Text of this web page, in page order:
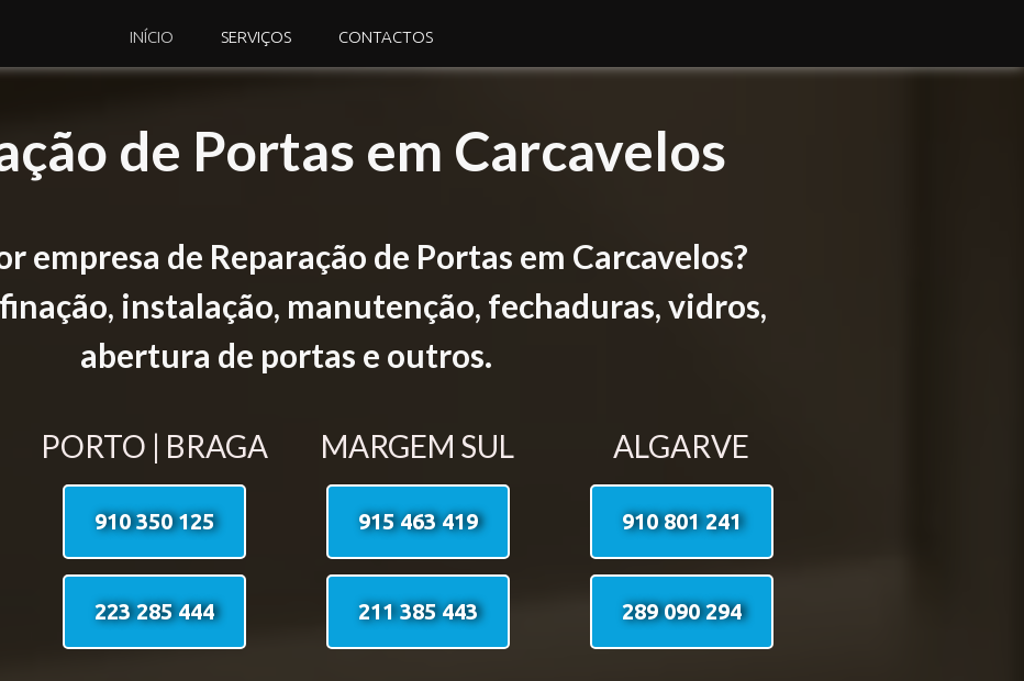
INÍCIO SERVIÇOS CONTACTOS
de Portas em Carcavelos
empresa de Reparação de Portas em Carcavelos?
instalação, manutenção, fechaduras, vidros,
abertura de portas e outros.
PORTO | BRAGA
910 350 125
223 285 444
MARGEM SUL
915 463 419
211 385 443
ALGARVE
910 801 241
289 090 294